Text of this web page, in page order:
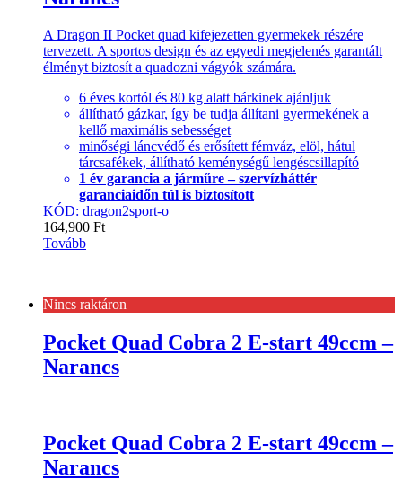
A Dragon II Pocket quad kifejezetten gyermekek részére
tervezett. A sportos design és az egyedi megjelenés garantált
élményt biztosít a quadozni vágyók számára.
6 éves kortól és 80 kg alatt bárkinek ajánljuk
állítható gázkar, így be tudja állítani gyermekének a
kellő maximális sebességet
minőségi láncvédő és erősített fémváz, elöl, hátul
tárcsafékek, állítható keménységű lengéscsillapító
1 év garancia a járműre – szervízháttér
garanciaidőn túl is biztosított
KÓD: dragon2sport-o
164,900 Ft
Tovább
Nincs raktáron
Pocket Quad Cobra 2 E-start 49ccm –
Narancs
Pocket Quad Cobra 2 E-start 49ccm –
Narancs